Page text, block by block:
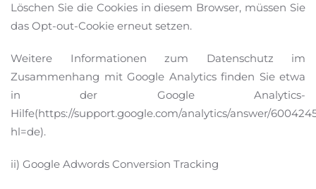
Löschen Sie die Cookies in diesem Browser, müssen Sie
das Opt-out-Cookie erneut setzen.
Weitere Informationen zum Datenschutz im
Zusammenhang mit Google Analytics finden Sie etwa
in der Google Analytics-
Hilfe(https://support.google.com/analytics/answer/
hl=de).
ii) Google Adwords Conversion Tracking